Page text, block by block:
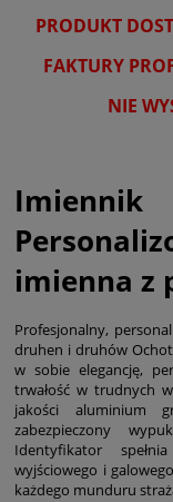
PRODUKT
FAKTURY
NIE
imienna z
Profesjonalny,
druhen i druhów
w sobie elegancję,
trwałość w trudnych
jakości aluminium
zabezpieczony
Identyfikator
wyjściowego i
każdego munduru